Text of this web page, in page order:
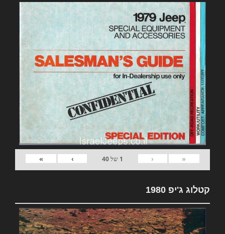
«
‹
1 של40
›
»
קטלוג ג'יפ 1980